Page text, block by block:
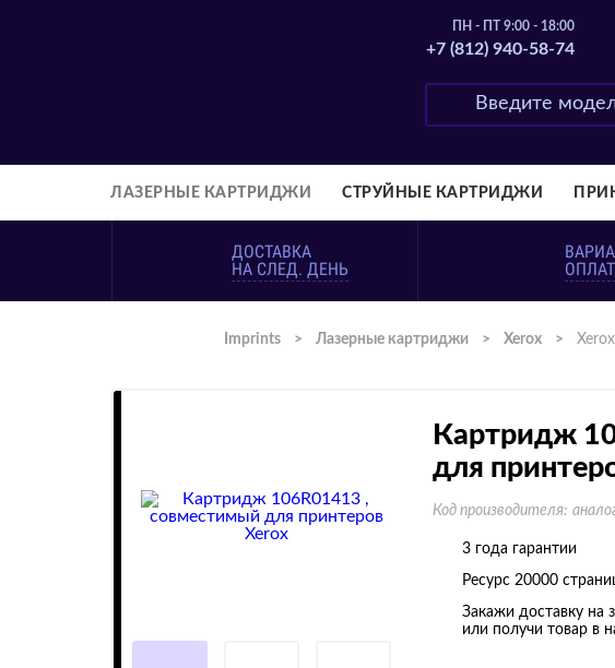
ПН - ПТ 9:00 - 18:00
+7 (812) 940-58-74
ЛАЗЕРНЫЕ КАРТРИДЖИ СТРУЙНЫЕ КАРТРИДЖИ
ДОСТАВКА
НА СЛЕД. ДЕНЬ
Imprints > Лазерные картриджи > Xerox >
Картридж
для
Код производителя:
3 года гарантии
Ресурс 20000
Закажи доставку на
или получи товар в